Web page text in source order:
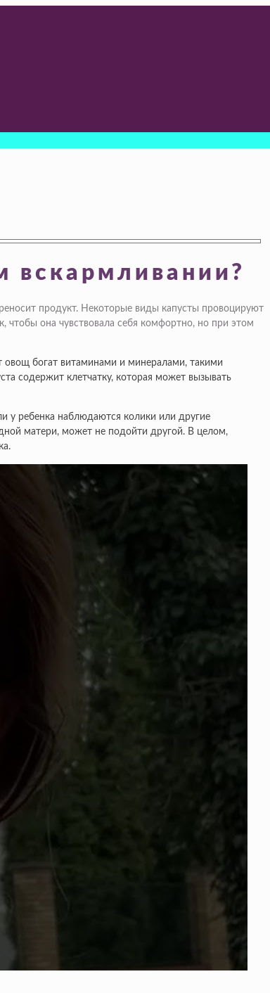
вскармливании?
продукт. Некоторые виды капусты провоцируют
чтобы она чувствовала себя комфортно, но при этом
овощ богат витаминами и минералами, такими
содержит клетчатку, которая может вызывать
у ребенка наблюдаются колики или другие
матери, может не подойти другой. В целом,